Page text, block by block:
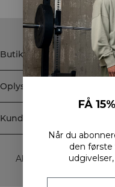
Butik
Oplysninger
Kundeservice
Abonner på vores
FÅ
Når du
den